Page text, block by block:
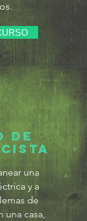
DE
una
y a
de
una casa,